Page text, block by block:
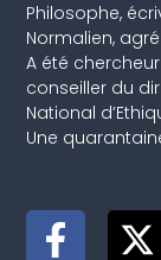
Philosophe,
Normalien,
A été
conseiller du
National
Une